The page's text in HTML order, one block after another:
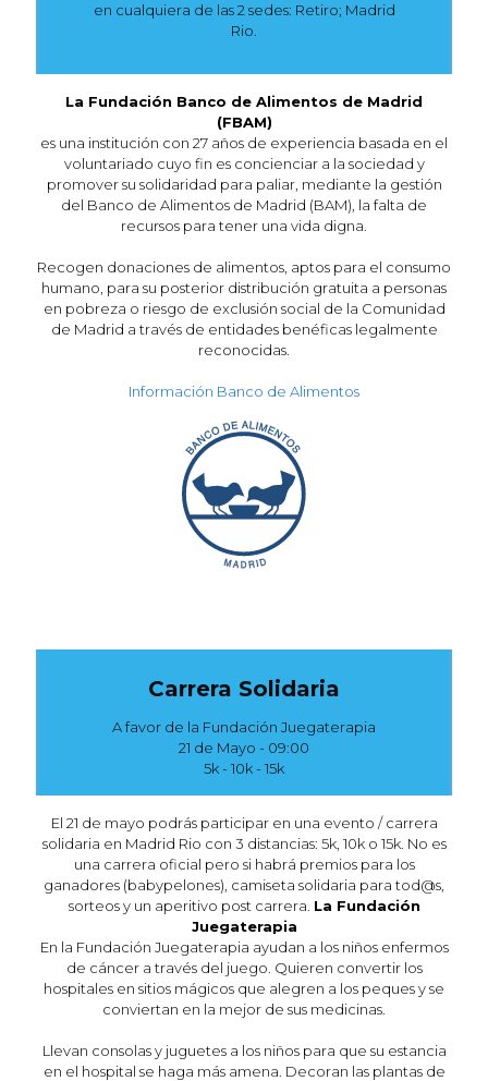
en cualquiera de las 2 sedes: Retiro; Madrid
Rio.
La Fundación Banco de Alimentos de Madrid
(FBAM)
es una institución con 27 años de experiencia basada en el
voluntariado cuyo fin es concienciar a la sociedad y
promover su solidaridad para paliar, mediante la gestión
del Banco de Alimentos de Madrid (BAM), la falta de
recursos para tener una vida digna.
Recogen donaciones de alimentos, aptos para el consumo
humano, para su posterior distribución gratuita a personas
en pobreza o riesgo de exclusión social de la Comunidad
de Madrid a través de entidades benéficas legalmente
reconocidas.
Información Banco de Alimentos
Carrera Solidaria
A favor de la Fundación Juegaterapia
21 de Mayo - 09:00
5k - 10k - 15k
El 21 de mayo podrás participar en una evento / carrera
solidaria en Madrid Rio con 3 distancias: 5k, 10k o 15k. No es
una carrera oficial pero si habrá premios para los
ganadores (babypelones), camiseta solidaria para tod@s,
sorteos y un aperitivo post carrera. La Fundación
Juegaterapia
En la Fundación Juegaterapia ayudan a los niños enfermos
de cáncer a través del juego. Quieren convertir los
hospitales en sitios mágicos que alegren a los peques y se
conviertan en la mejor de sus medicinas.
Llevan consolas y juguetes a los niños para que su estancia
en el hospital se haga más amena. Decoran las plantas de